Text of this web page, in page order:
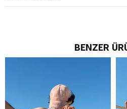
BENZER